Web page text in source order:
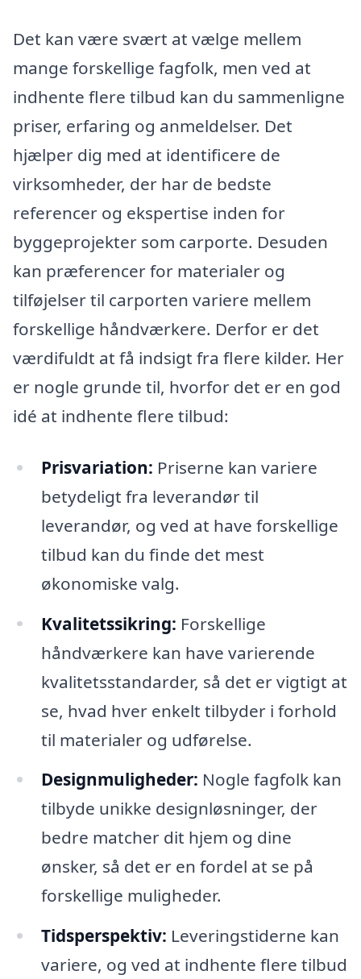
Det kan være svært at vælge mellem
mange forskellige fagfolk, men ved at
indhente flere tilbud kan du sammenligne
priser, erfaring og anmeldelser. Det
hjælper dig med at identificere de
virksomheder, der har de bedste
referencer og ekspertise inden for
byggeprojekter som carporte. Desuden
kan præferencer for materialer og
tilføjelser til carporten variere mellem
forskellige håndværkere. Derfor er det
værdifuldt at få indsigt fra flere kilder. Her
er nogle grunde til, hvorfor det er en god
idé at indhente flere tilbud:
Prisvariation: Priserne kan variere
betydeligt fra leverandør til
leverandør, og ved at have forskellige
tilbud kan du finde det mest
økonomiske valg.
Kvalitetssikring: Forskellige
håndværkere kan have varierende
kvalitetsstandarder, så det er vigtigt at
se, hvad hver enkelt tilbyder i forhold
til materialer og udførelse.
Designmuligheder: Nogle fagfolk kan
tilbyde unikke designløsninger, der
bedre matcher dit hjem og dine
ønsker, så det er en fordel at se på
forskellige muligheder.
Tidsperspektiv: Leveringstiderne kan
variere, og ved at indhente flere tilbud